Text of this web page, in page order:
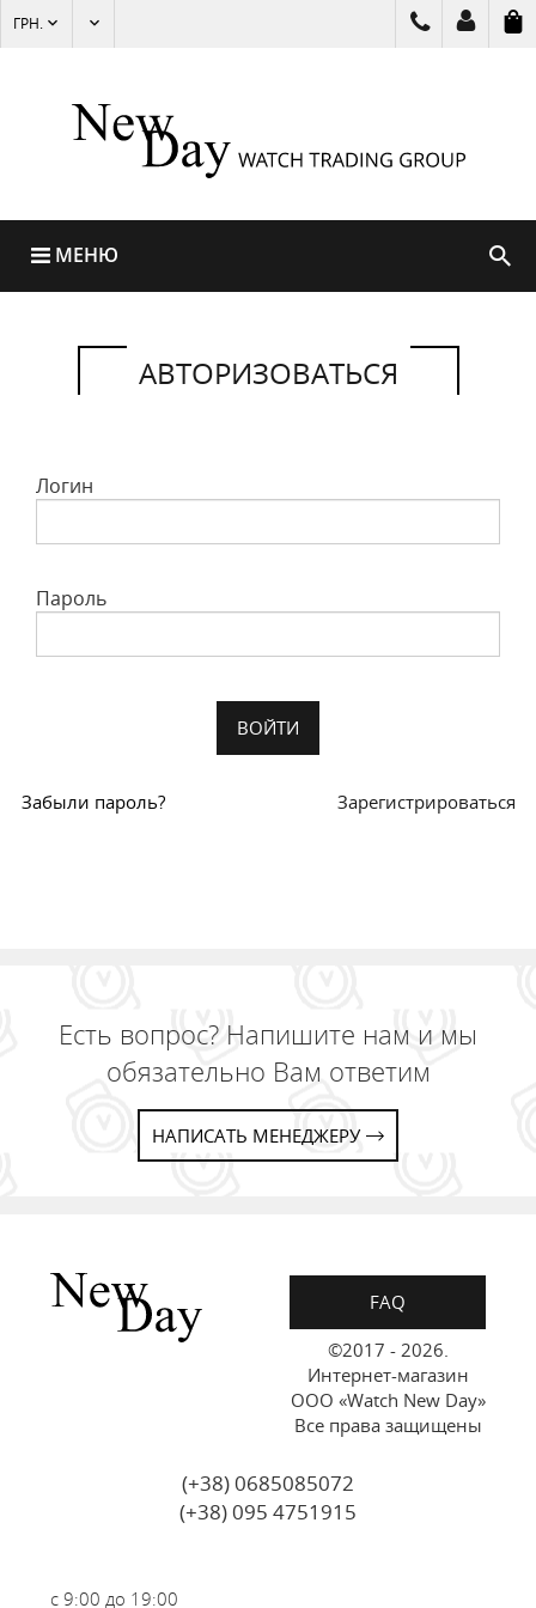
ГРН.
МЕНЮ
АВТОРИЗОВАТЬСЯ
Логин
Пароль
Забыли пароль? Зарегистрироваться
Есть вопрос? Напишите нам и мы
обязательно Вам ответим
НАПИСАТЬ МЕНЕДЖЕРУ
FAQ
©2017 - 2026.
Интернет-магазин
ООО «Watch New Day»
Все права защищены
(+38) 0685085072
(+38) 095 4751915
с 9:00 до 19:00